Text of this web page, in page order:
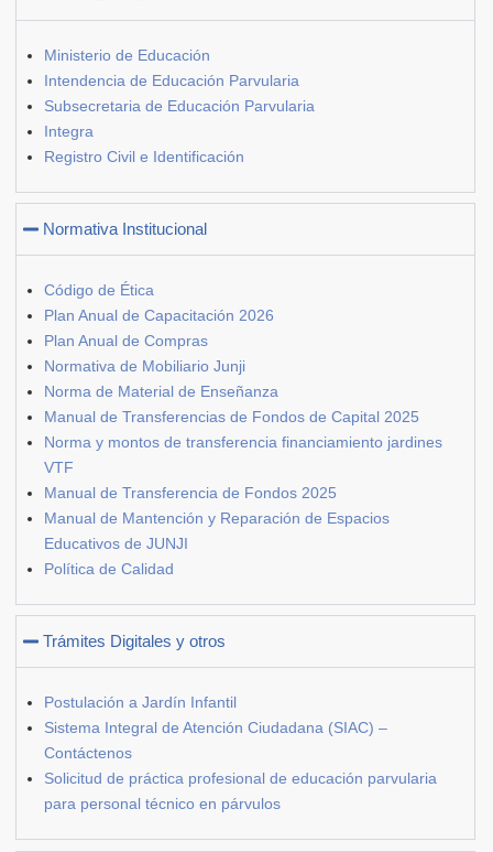
Ministerio de Educación
Intendencia de Educación Parvularia
Subsecretaria de Educación Parvularia
Integra
Registro Civil e Identificación
Normativa Institucional
Código de Ética
Plan Anual de Capacitación 2026
Plan Anual de Compras
Normativa de Mobiliario Junji
Norma de Material de Enseñanza
Manual de Transferencias de Fondos de Capital 2025
Norma y montos de transferencia financiamiento jardines
VTF
Manual de Transferencia de Fondos 2025
Manual de Mantención y Reparación de Espacios
Educativos de JUNJI
Política de Calidad
Trámites Digitales y otros
Postulación a Jardín Infantil
Sistema Integral de Atención Ciudadana (SIAC) –
Contáctenos
Solicitud de práctica profesional de educación parvularia
para personal técnico en párvulos